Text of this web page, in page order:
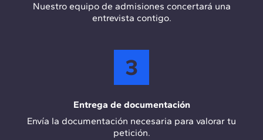
Nuestro equipo de admisiones concertará una
entrevista contigo.
3
Entrega de documentación
Envía la documentación necesaria para valorar tu
petición.